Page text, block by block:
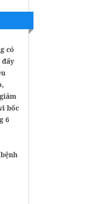
có
bốc
6